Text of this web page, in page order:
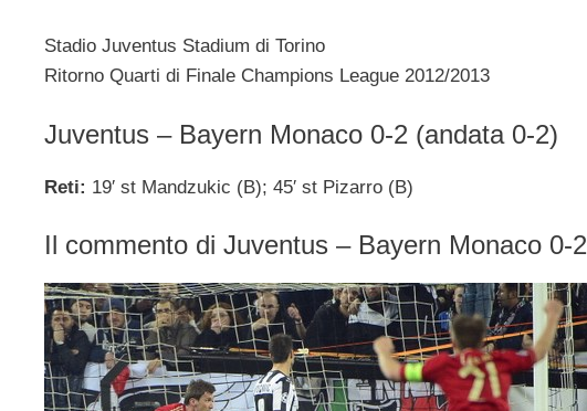
Stadio Juventus Stadium di Torino
Ritorno Quarti di Finale Champions League 2012/2013
Juventus – Bayern Monaco 0-2 (andata 0-2)
Reti: 19′ st Mandzukic (B); 45′ st Pizarro (B)
Il commento di Juventus – Bayern Monaco 0-2